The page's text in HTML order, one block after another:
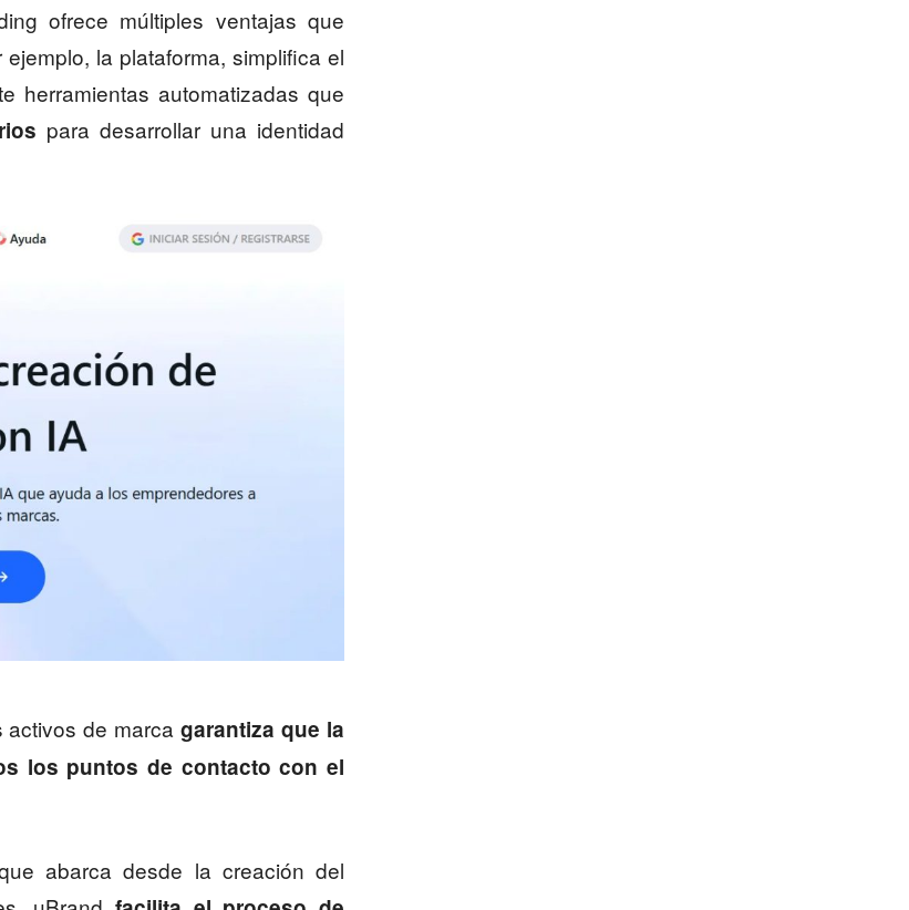
ofrece múltiples ventajas que
la plataforma, simplifica el
herramientas automatizadas que
para desarrollar una identidad
activos de marcagarantiza que la
los puntos de contacto con el
abarca desde la creación del